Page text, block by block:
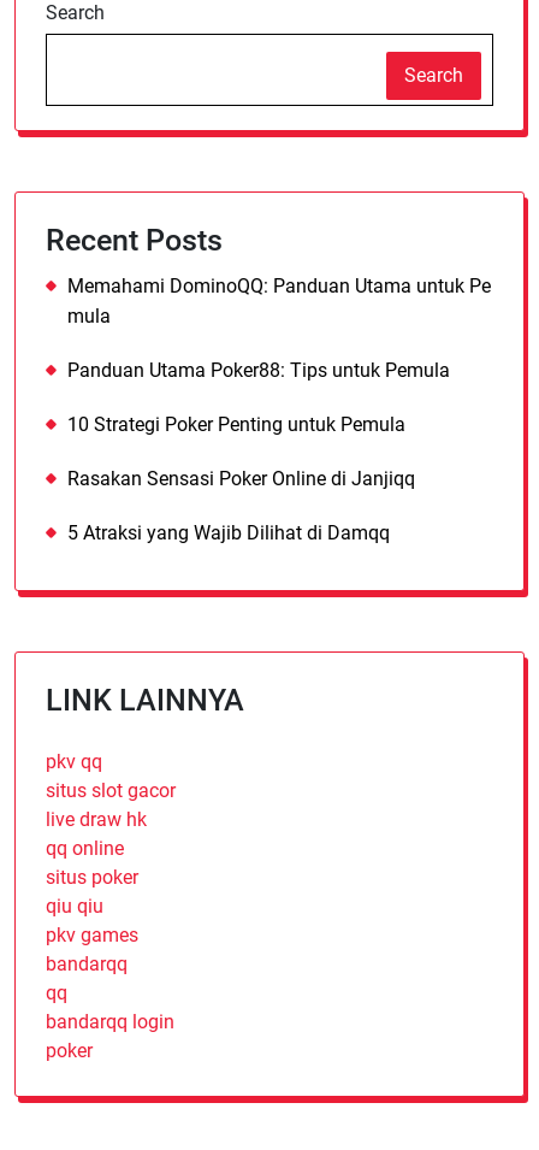
Search
Search
Recent Posts
Memahami DominoQQ: Panduan Utama untuk Pe
mula
Panduan Utama Poker88: Tips untuk Pemula
10 Strategi Poker Penting untuk Pemula
Rasakan Sensasi Poker Online di Janjiqq
5 Atraksi yang Wajib Dilihat di Damqq
LINK LAINNYA
pkv qq
situs slot gacor
live draw hk
qq online
situs poker
qiu qiu
pkv games
bandarqq
qq
bandarqq login
poker